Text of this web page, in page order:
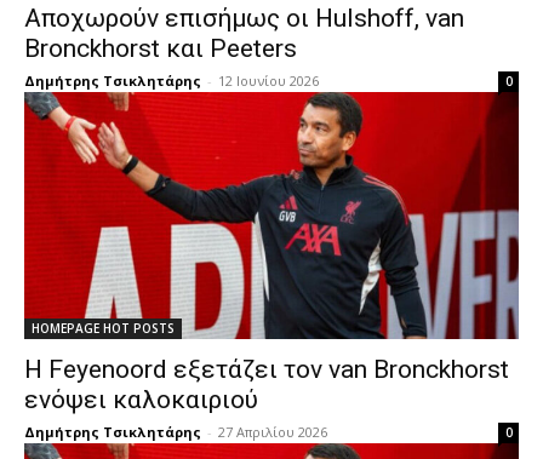
Αποχωρούν επισήμως οι Hulshoff, van
Bronckhorst και Peeters
Δημήτρης Τσικλητάρης - 12 Ιουνίου 2026 0
HOMEPAGE HOT POSTS
Η Feyenoord εξετάζει τον van Bronckhorst
ενόψει καλοκαιριού
Δημήτρης Τσικλητάρης - 27 Απριλίου 2026 0